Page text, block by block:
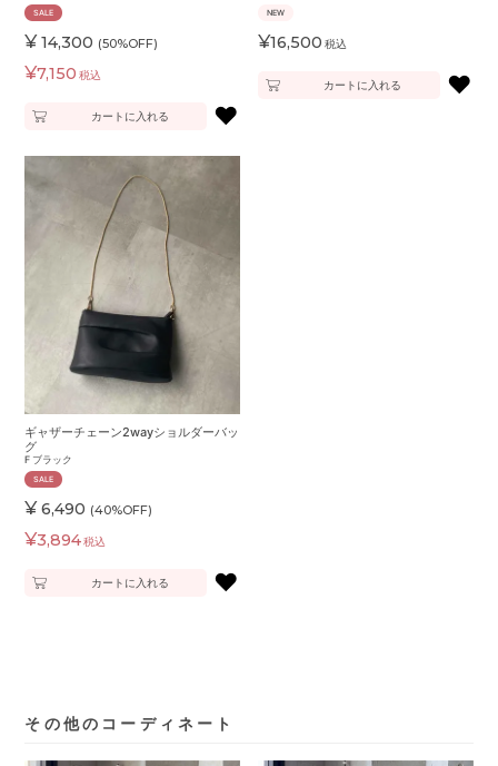
SALE
¥ 14,300 (50%OFF)
¥7,150 税込
カートに入れる ♥
NEW
¥16,500 税込
カートに入れる ♥
ギャザーチェーン2wayショルダーバッ
グ
F ブラック
SALE
¥ 6,490 (40%OFF)
¥3,894税込
カートに入れる ♥
その他のコーディネート